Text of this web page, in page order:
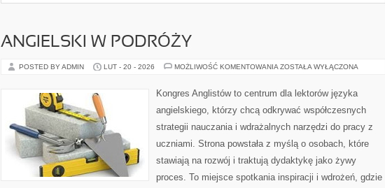
ANGIELSKI W PODRÓŻY
POSTED BY ADMIN LUT - 20 - 2026 MOŻLIWOŚĆ KOMENTOWANIA ANGIELSKI
ZOSTAŁA WYŁĄCZONA
Kongres Anglistów to centrum dla lektorów języka
angielskiego, którzy chcą odkrywać współczesnych
strategii nauczania i wdrażalnych narzędzi do pracy z
uczniami. Strona powstała z myślą o osobach, które
stawiają na rozwój i traktują dydaktykę jako żywy
proces. To miejsce spotkania inspiracji i wdrożeń, gdzie